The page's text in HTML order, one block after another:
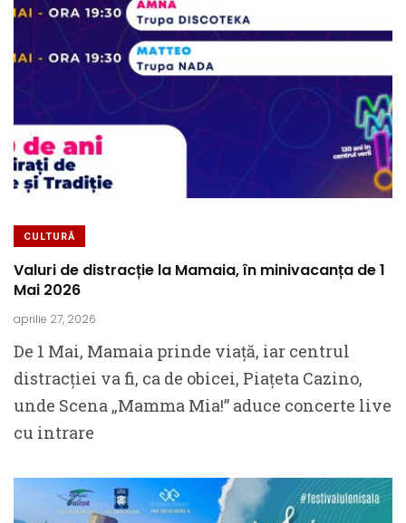
CULTURĂ
Valuri de distracție la Mamaia, în minivacanța de 1
Mai 2026
aprilie 27, 2026
De 1 Mai, Mamaia prinde viață, iar centrul
distracției va fi, ca de obicei, Piațeta Cazino,
unde Scena „Mamma Mia!” aduce concerte live
cu intrare